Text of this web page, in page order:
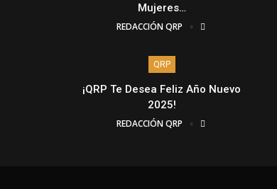
Mujeres…
REDACCIÓN QRP
QRP
¡QRP Te Desea Feliz Año Nuevo
2025!
REDACCIÓN QRP